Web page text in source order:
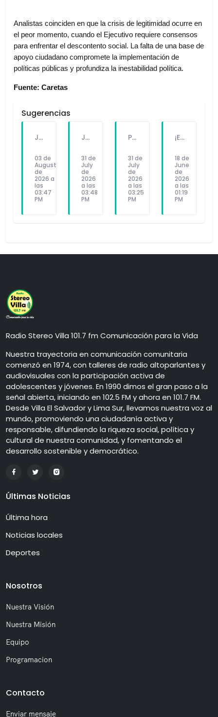
Analistas coinciden en que la crisis de legitimidad ocurre en
el peor momento, cuando el Ejecutivo requiere consensos
para enfrentar el descontento social. La falta de una base de
apoyo ciudadano compromete la implementación de
políticas públicas y profundiza la inestabilidad política.
Fuente: Caretas
Sugerencias
JNE DESPLEGÓ MONITORES DE PREVENCIÓN DE CONFLICTOS A DIVERSAS REGIONES PARA GARANTIZAR UN PROCESO ELECTORAL PACÍFICO Y SEGURO
03 de
August
de
2026 a
las
03:47
PM
JNE CAPACITÓ EN TEMAS ELECTORALES A MÁS DE SIETE MIL SERVIDORES DEL ESTADO
31 de
July
de
2026
a las
03:48
PM
PRESIDENTA KEIKO FUJIMORI ANUNCIA CONVENIO PARA RECONSTRUCCIÓN DE VIVIENDAS AFECTADAS POR SISMO EN JUNÍN
31 de
July
de
2026
a las
03:25
PM
¡EL VOTO DEL PUEBLO NO SE TOCA! JUNTOS POR EL PERÚ CONVOCA MOVILIZACIÓN NACIONAL EN DEFENSA DE LA DEMOCRACIA
18 de
June
de
2026
a las
01:19
PM
Radio Stereo Villa 101.7 fm Comunicación para la Vida
Nuestra trayectoria en comunicación comunitaria
comenzó en 1974, con talleres de radio altoparlantes y
audiovisuales con la participación activa de
adolescentes y jóvenes. En 1990 dimos el gran paso a la
señal abierta, iniciando en 102.5 FM y ahora en 101.7 FM.
Desde Villa El Salvador y Lima Sur, llevamos nuestra voz al
mundo, promoviendo una ciudadanía activa y
responsable, difundiendo la riqueza social, política y
cultural de nuestra comunidad, y fomentando el
desarrollo sostenible y democrático.
Últimas Noticias
Última hora
Noticias locales
Deportes
Nosotros
Nuestra Visión
Nuestra Misión
Equipo
Programacion
Contacto
Enviar mensaje